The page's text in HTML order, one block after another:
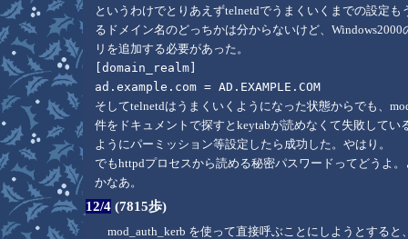
というわけでとりあえずtelnetdでうまくいくまでの設定
るドメイン名のどっちかは分からないけど、
リを追加する必要があった。
[domain_realm]
ad.example.com = AD.EXAMPLE.COM
そしてtelnetdはうまくいくようになった状態からでも、
件をドキュメントで探すとkeytabが読めなくて失敗して
ようにパーミッション等設定したら成功した。やはり。
でもhttpdプロセスから読める秘密パスワードってどうよ
かなあ。
12/4 (7815歩)
mod_auth_kerb を使って直接呼ぶことにしようとする